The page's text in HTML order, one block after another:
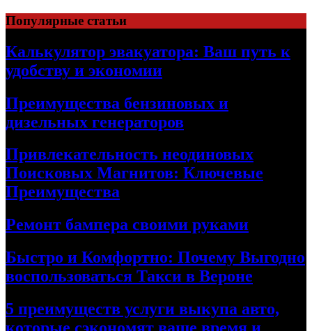
Skip
to
content
Популярные статьи
Калькулятор эвакуатора: Ваш путь к
удобству и экономии
Преимущества бензиновых и
дизельных генераторов
Привлекательность неодиновых
Поисковых Магнитов: Ключевые
Преимущества
Ремонт бампера своими руками
Быстро и Комфортно: Почему Выгодно
воспользоваться Такси в Вероне
5 преимуществ услуги выкупа авто,